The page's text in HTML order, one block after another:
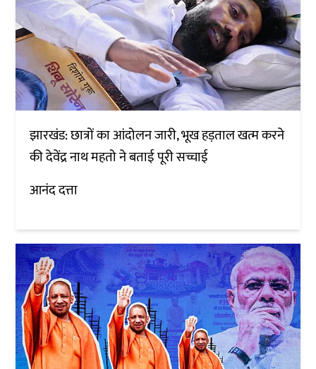
झारखंड: छात्रों का आंदोलन जारी, भूख हड़ताल खत्म करने
की देवेंद्र नाथ महतो ने बताई पूरी सच्चाई
आनंद दत्ता